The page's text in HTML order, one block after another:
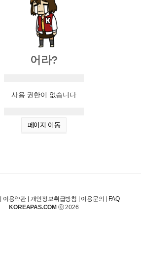
어라?
사용 권한이 없습니다
페이지 이동
이용약관 개인정보취급방침 이용문의
FAQ
KOREAPAS.COM ⓒ 2026